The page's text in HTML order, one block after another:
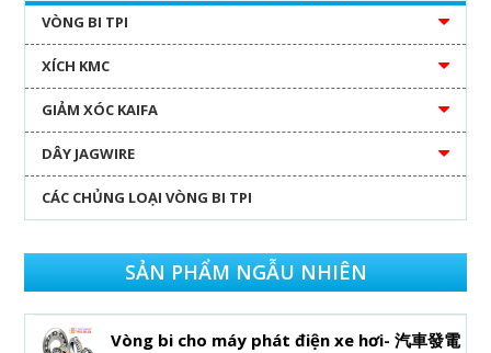
VÒNG BI TPI
XÍCH KMC
GIẢM XÓC KAIFA
DÂY JAGWIRE
CÁC CHỦNG LOẠI VÒNG BI TPI
SẢN PHẨM NGẪU NHIÊN
Vòng bi cho máy phát điện xe hơi- 汽車發電